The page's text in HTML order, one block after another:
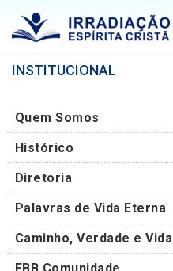
INSTITUCIONAL
Quem Somos
Histórico
Diretoria
Palavras de Vida Eterna
Caminho, Verdade e Vida